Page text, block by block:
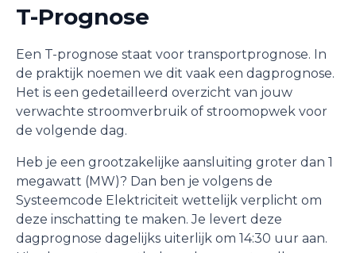
T-Prognose
Een T-prognose staat voor transportprognose. In
de praktijk noemen we dit vaak een dagprognose.
Het is een gedetailleerd overzicht van jouw
verwachte stroomverbruik of stroomopwek voor
de volgende dag.
Heb je een grootzakelijke aansluiting groter dan 1
megawatt (MW)? Dan ben je volgens de
Systeemcode Elektriciteit wettelijk verplicht om
deze inschatting te maken. Je levert deze
dagprognose dagelijks uiterlijk om 14:30 uur aan.